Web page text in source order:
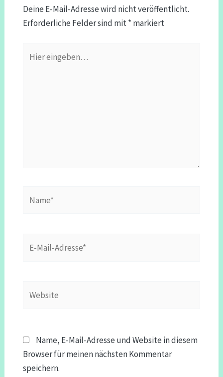
Deine E-Mail-Adresse wird nicht veröffentlicht.
Erforderliche Felder sind mit* markiert
eingeben…
Mail-
Name, E-Mail-Adresse und Website in diesem
Browser für meinen nächsten Kommentar
speichern.